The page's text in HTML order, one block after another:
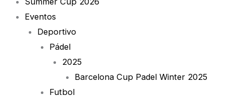
Eventos
Deportivo
Pádel
2025
Barcelona Cup Padel Winter 2025
Futbol